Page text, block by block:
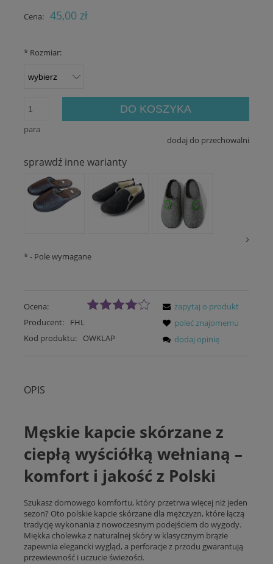
Cena: 45,00 zł
* Rozmiar:
para
DO KOSZYKA
dodaj do przechowalni
sprawdź inne warianty
*- Pole wymagane
Ocena:
Producent:
FHL
Kod produktu:
OWKLAP
zapytaj o produkt
poleć znajomemu
dodaj opinię
OPIS
Męskie kapcie skórzane z
ciepłą wyściółką wełnianą –
komfort i jakość z Polski
Szukasz domowego komfortu, który przetrwa więcej niż jeden
sezon? Oto polskie kapcie skórzane dla mężczyzn, które łączą
tradycję wykonania z nowoczesnym podejściem do wygody.
Miękka cholewka z naturalnej skóry w klasycznym brązie
zapewnia elegancki wygląd, a perforacje z przodu gwarantują
przewiewność i uczucie świeżości.